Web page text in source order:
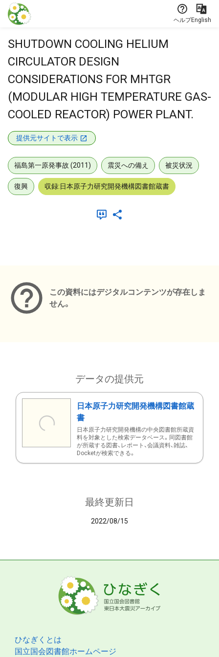
本文に飛ぶ
ヘルプEnglish
SHUTDOWN COOLING HELIUM
CIRCULATOR DESIGN
CONSIDERATIONS FOR MHTGR
(MODULAR HIGH TEMPERATURE GAS-
COOLED REACTOR) POWER PLANT.
提供元サイトで表示
福島第一原発事故 (2011) 震災への備え 被災状況
復興 収録:日本原子力研究開発機構図書館蔵書
この資料にはデジタルコンテンツが存在しま
せん。
データの提供元
日本原子力研究開発機構図書館蔵
書
日本原子力研究開発機構の中央図書館所蔵資
料を対象とした検索データベース。同図書館
が所蔵する図書、レポート、会議資料、雑誌、
Docketが検索できる。
最終更新日
2022/08/15
ひなぎくとは
国立国会図書館ホームページ